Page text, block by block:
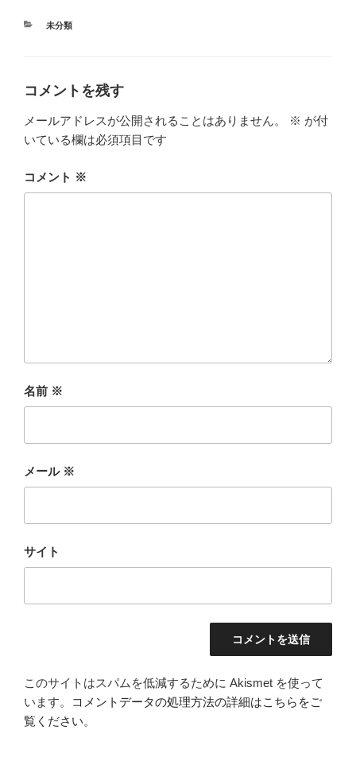
カ
未分類
コメントを残す
メールアドレスが公開されることはありません。 ※ が付
いている欄は必須項目です
コメント ※
名前 ※
メール ※
サイト
このサイトはスパムを低減するために Akismet を使って
います。
コメントデータの処理方法の詳細はこちらをご
覧ください。